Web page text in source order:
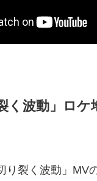
く波動」ロケ
り裂く波動」MV